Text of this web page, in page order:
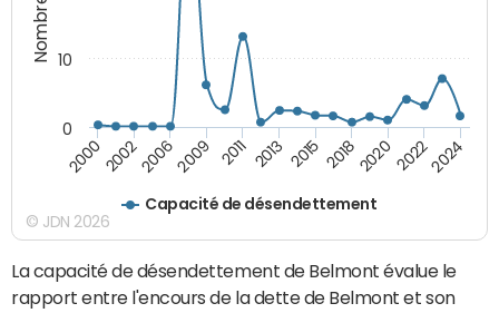
Capacité de désendettement
2000200220062009 2011 2013 2015 2018202020222024
0
10
© JDN 2026
La capacité de désendettement de Belmont évalue le
rapport entre l'encours de la dette de Belmont et son